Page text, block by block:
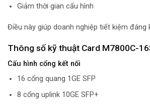
Giảm thời gian cấu hình
Điều này giúp doanh nghiệp tiết kiệm đáng
Thông số kỹ thuật Card M7800C-
Cấu hình cổng kết nối
16 cổng quang 1GE SFP
8 cổng uplink 10GE SFP+